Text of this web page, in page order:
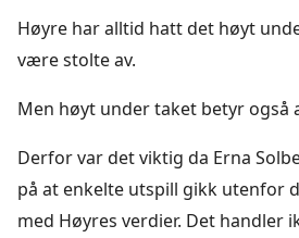
Høyre har alltid hatt det høyt
være stolte av.
Men høyt under taket betyr også
Derfor var det viktig da Erna
på at enkelte utspill gikk utenfor
med Høyres verdier. Det handler